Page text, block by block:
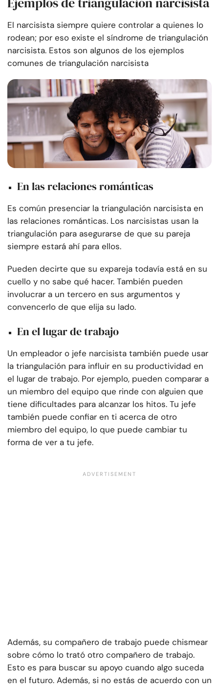
El narcisista siempre quiere controlar a quienes lo
rodean; por eso existe el síndrome de triangulación
narcisista. Estos son algunos de los ejemplos
comunes de triangulación narcisista
En las relaciones románticas
Es común presenciar la triangulación narcisista en
las relaciones románticas. Los narcisistas usan la
triangulación para asegurarse de que su pareja
siempre estará ahí para ellos.
Pueden decirte que su expareja todavía está en su
cuello y no sabe qué hacer. También pueden
involucrar a un tercero en sus argumentos y
convencerlo de que elija su lado.
En el lugar de trabajo
Un empleador o jefe narcisista también puede usar
la triangulación para influir en su productividad en
el lugar de trabajo. Por ejemplo, pueden comparar a
un miembro del equipo que rinde con alguien que
tiene dificultades para alcanzar los hitos. Tu jefe
también puede confiar en ti acerca de otro
miembro del equipo, lo que puede cambiar tu
forma de ver a tu jefe.
Además, su compañero de trabajo puede chismear
sobre cómo lo trató otro compañero de trabajo.
Esto es para buscar su apoyo cuando algo suceda
en el futuro. Además, si no estás de acuerdo con un